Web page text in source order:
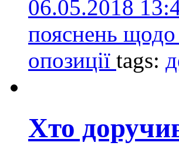
06.05.2018
пояснень щодо
опозиції tags:
Хто